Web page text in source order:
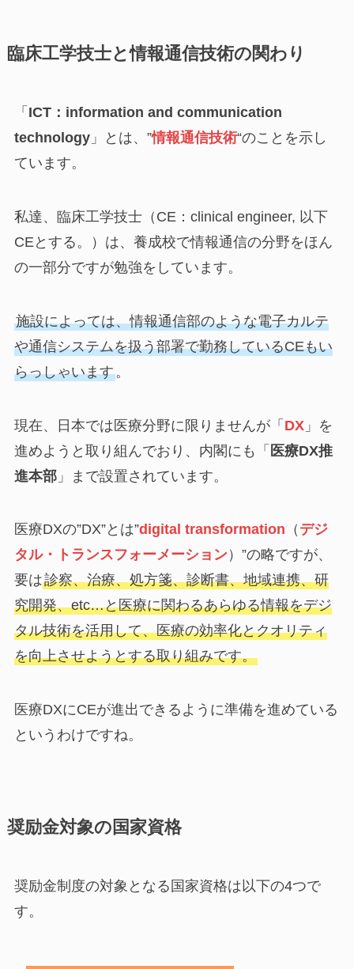
臨床工学技士と情報通信技術の関わり
「 ICT：information and communication
technology」とは、”情報通信技術“のことを示し
ています。
私達、臨床工学技士（CE：clinical engineer, 以下
CEとする。）は、養成校で情報通信の分野をほん
の一部分ですが勉強をしています。
施設によっては、情報通信部のような電子カルテ
や通信システムを扱う部署で勤務しているCEもい
らっしゃいます。
現在、日本では医療分野に限りませんが「 DX」を
進めようと取り組んでおり、内閣にも「 医療DX推
進本部」まで設置されています。
医療DXの”DX”とは”digital transformation （ デジ
タル・トランスフォーメーション ）”の略ですが、
要は診察、治療、処方箋、診断書、地域連携、研
究開発、etc…と医療に関わるあらゆる情報をデジ
タル技術を活用して、医療の効率化とクオリティ
を向上させようとする取り組みです。
医療DXにCEが進出できるように準備を進めている
というわけですね。
奨励金対象の国家資格
奨励金制度の対象となる国家資格は以下の4つで
す。